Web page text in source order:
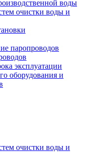
воды
очистки воды и
паропроводов
эксплуатации
оборудования и
очистки воды и